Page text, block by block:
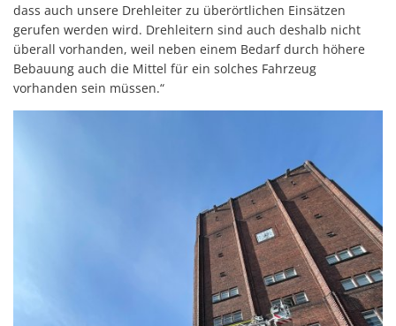
dass auch unsere Drehleiter zu überörtlichen Einsätzen
gerufen werden wird. Drehleitern sind auch deshalb nicht
überall vorhanden, weil neben einem Bedarf durch höhere
Bebauung auch die Mittel für ein solches Fahrzeug
vorhanden sein müssen.“